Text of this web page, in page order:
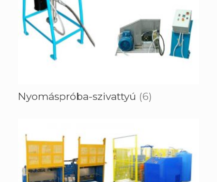
Nyomáspróba-szivattyú (6)